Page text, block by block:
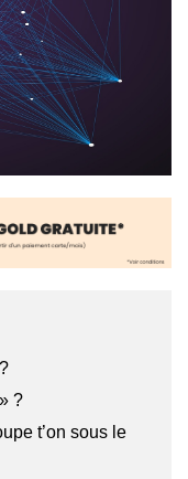
?
t’on sous le